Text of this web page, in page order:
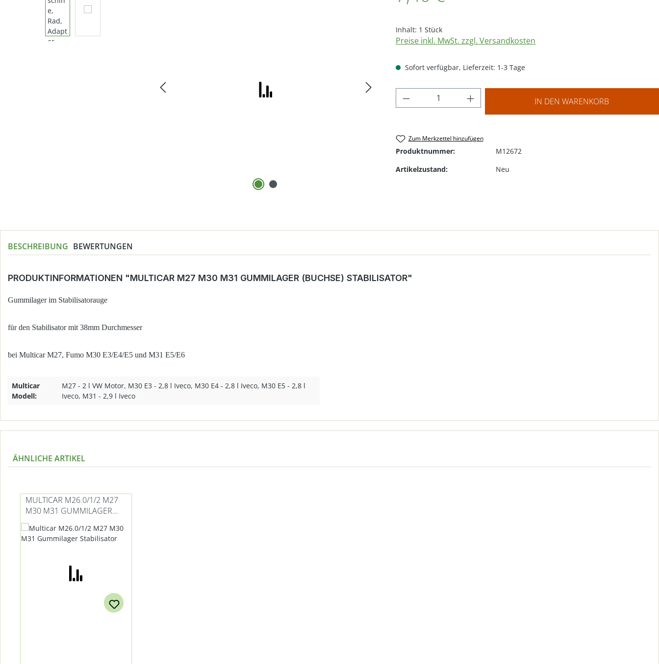
Inhalt: 1 Stück
Preise inkl. MwSt. zzgl. Versandkosten
Sofort verfügbar, Lieferzeit: 1-3 Tage
Produkt Anzahl: Gib den gewünschten Wert
IN DEN WARENKORB
Zum Merkzettel hinzufügen
Produktnummer:
M12672
Artikelzustand:
Neu
BESCHREIBUNG BEWERTUNGEN
PRODUKTINFORMATIONEN "MULTICAR M27 M30 M31 GUMMILAGER (BUCHSE) STABILISATOR"
Gummilager im Stabilisatorauge
für den Stabilisator mit 38mm Durchmesser
bei Multicar M27, Fumo M30 E3/E4/E5 und M31 E5/E6
Multicar
Modell:
M27 - 2 l VW Motor, M30 E3 - 2,8 l Iveco, M30 E4 - 2,8 l Iveco, M30 E5 - 2,8 l
Iveco, M31 - 2,9 l Iveco
ÄHNLICHE ARTIKEL
MULTICAR M26.0/1/2 M27
M30 M31 GUMMILAGER
STABILISATOR